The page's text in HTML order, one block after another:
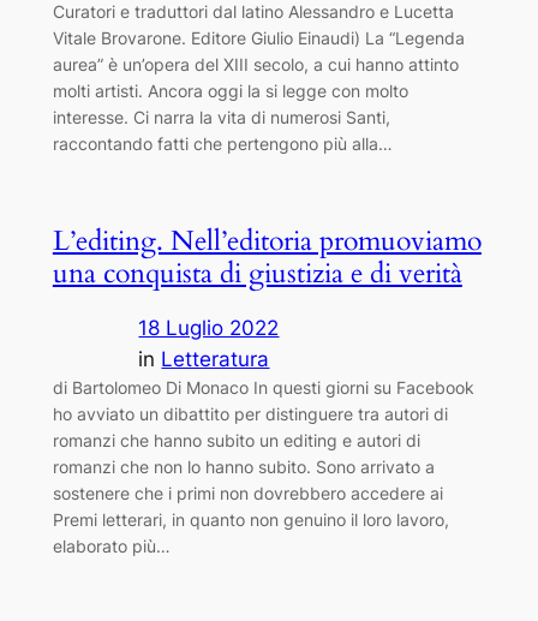
Curatori e traduttori dal latino Alessandro e Lucetta
Vitale Brovarone. Editore Giulio Einaudi) La “Legenda
aurea” è un’opera del XIII secolo, a cui hanno attinto
molti artisti. Ancora oggi la si legge con molto
interesse. Ci narra la vita di numerosi Santi,
raccontando fatti che pertengono più alla…
L’editing. Nell’editoria promuoviamo
una conquista di giustizia e di verità
18 Luglio 2022
in Letteratura
di Bartolomeo Di Monaco In questi giorni su Facebook
ho avviato un dibattito per distinguere tra autori di
romanzi che hanno subito un editing e autori di
romanzi che non lo hanno subito. Sono arrivato a
sostenere che i primi non dovrebbero accedere ai
Premi letterari, in quanto non genuino il loro lavoro,
elaborato più…